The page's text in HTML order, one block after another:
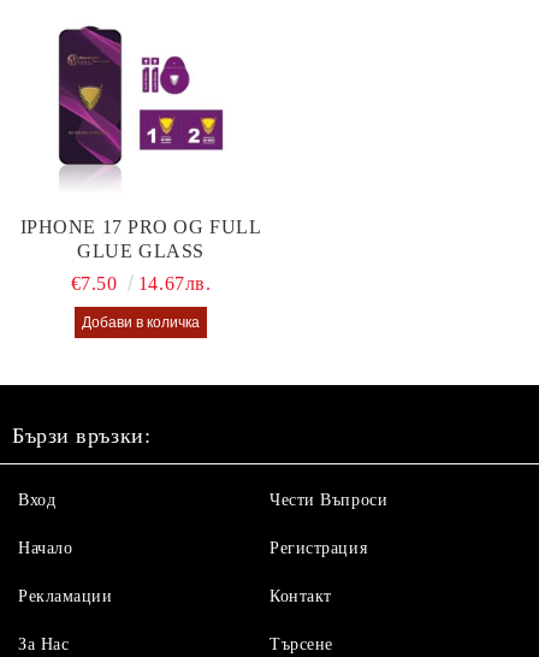
IPHONE 17 PRO OG FULL
GLUE GLASS
€7.50
14.67лв.
Бързи връзки:
Вход
Начало
Рекламации
За Нас
Чести Въпроси
Регистрация
Контакт
Търсене